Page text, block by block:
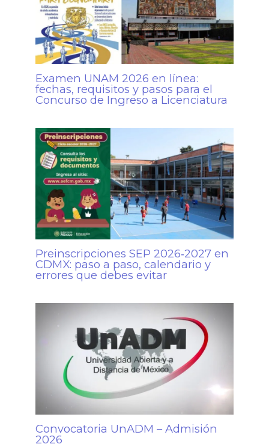
Examen UNAM 2026 en línea:
fechas, requisitos y pasos para el
Concurso de Ingreso a Licenciatura
Preinscripciones SEP 2026‑2027 en
CDMX: paso a paso, calendario y
errores que debes evitar
Convocatoria UnADM – Admisión
2026